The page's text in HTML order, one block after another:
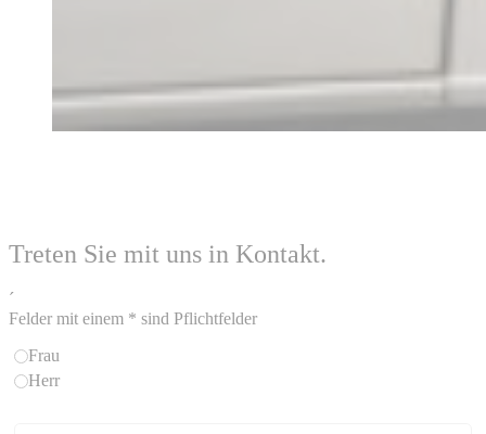
Treten Sie mit uns in Kontakt.
´
Felder mit einem * sind Pflichtfelder
Frau
Herr